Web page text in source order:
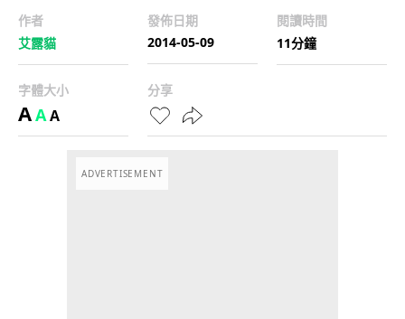
作者
艾露貓
發佈日期
2014-05-09
閱讀時間
11分鐘
字體大小
AAA
分享
ADVERTISEMENT